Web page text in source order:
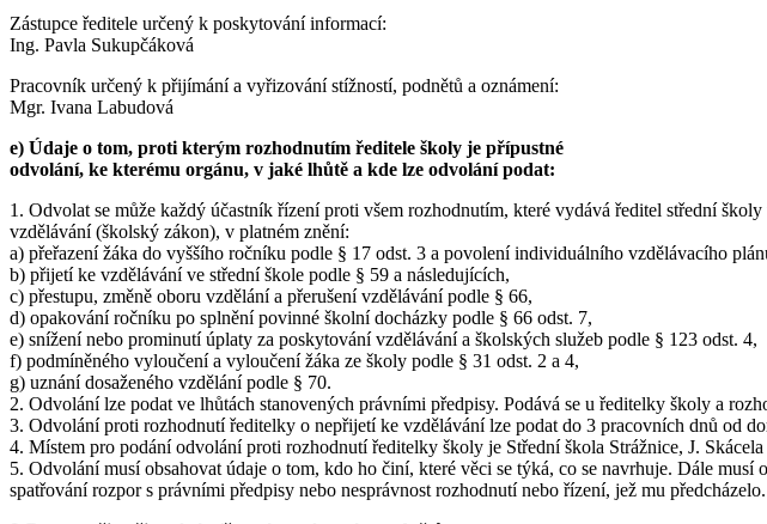
Zástupce ředitele určený k poskytování informací:
Ing. Pavla Sukupčáková
Pracovník určený k přijímání a vyřizování stížností, podnětů a oznámení:
Mgr. Ivana Labudová
e) Údaje o tom, proti kterým rozhodnutím ředitele školy je přípustné
odvolání, ke kterému orgánu, v jaké lhůtě a kde lze odvolání podat:
1. Odvolat se může každý účastník řízení proti všem rozhodnutím, které vydává ředitel střední
vzdělávání (školský zákon), v platném znění:
a) přeřazení žáka do vyššího ročníku podle § 17 odst. 3 a povolení individuálního vzdělávacího
b) přijetí ke vzdělávání ve střední škole podle § 59 a následujících,
c) přestupu, změně oboru vzdělání a přerušení vzdělávání podle § 66,
d) opakování ročníku po splnění povinné školní docházky podle § 66 odst. 7,
e) snížení nebo prominutí úplaty za poskytování vzdělávání a školských služeb podle § 123 odst. 4,
f) podmíněného vyloučení a vyloučení žáka ze školy podle § 31 odst. 2 a 4,
g) uznání dosaženého vzdělání podle § 70.
2. Odvolání lze podat ve lhůtách stanovených právními předpisy. Podává se u ředitelky školy a
3. Odvolání proti rozhodnutí ředitelky o nepřijetí ke vzdělávání lze podat do 3 pracovních dnů od
4. Místem pro podání odvolání proti rozhodnutí ředitelky školy je Střední škola Strážnice, J. Skácela
5. Odvolání musí obsahovat údaje o tom, kdo ho činí, které věci se týká, co se navrhuje. Dále
spatřování rozpor s právními předpisy nebo nesprávnost rozhodnutí nebo řízení, jež mu předcházelo.